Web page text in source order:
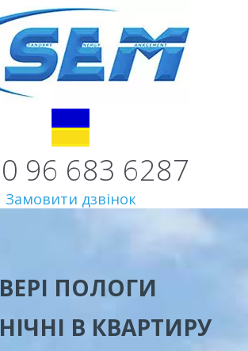
96 683 6287
Замовити дзвінок
ПОЛОГИ
В КВАРТИРУ